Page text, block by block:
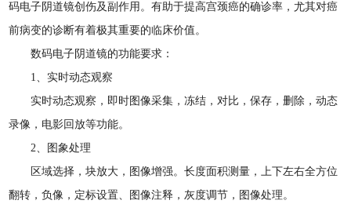
码电子阴道镜创伤及副作用。有助于提高宫颈癌的确诊率，尤其对癌
前病变的诊断有着极其重要的临床价值。
数码电子阴道镜的功能要求：
1、实时动态观察
实时动态观察，即时图像采集，冻结，对比，保存，删除，动态
录像，电影回放等功能。
2、图象处理
区域选择，块放大，图像增强。长度面积测量，上下左右全方位
翻转，负像，定标设置、图像注释，灰度调节，图像处理。